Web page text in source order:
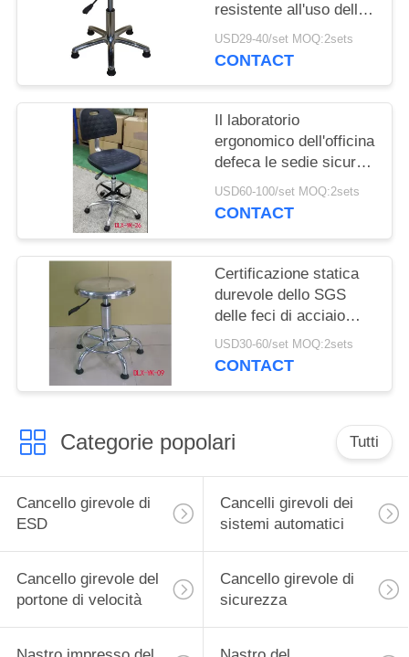
resistente all'uso della
stanza pulita delle feci
della schiuma dell'unità
USD29-40/set MOQ:2sets
CONTACT
Il laboratorio
ergonomico dell'officina
defeca le sedie sicure
del laboratorio di ESD
con Footring
USD60-100/set MOQ:2sets
CONTACT
Certificazione statica
durevole dello SGS
delle feci di acciaio
inossidabile della sedia
del laboratorio anti
USD30-60/set MOQ:2sets
CONTACT
Categorie popolari Tutti
Cancello girevole di
ESD
Cancelli girevoli dei
sistemi automatici
Cancello girevole del
portone di velocità
Cancello girevole di
sicurezza